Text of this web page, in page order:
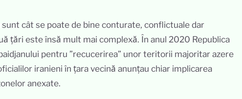
cât se poate de bine conturate, conflictuale dar
țări este însă mult mai complexă. În anul 2020 Republica
pentru ”recucerirea” unor teritorii majoritar azere
iranieni în țara vecină anunțau chiar implicarea
anexate.